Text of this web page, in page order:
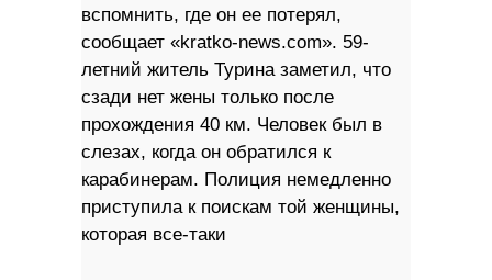
вспомнить, где он ее потерял,
сообщает «kratko-news.com». 59-
летний житель Турина заметил, что
сзади нет жены только после
прохождения 40 км. Человек был в
слезах, когда он обратился к
карабинерам. Полиция немедленно
приступила к поискам той женщины,
которая все-таки